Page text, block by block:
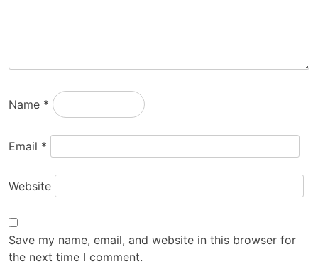
Name *
Email *
Website
Save my name, email, and website in this browser for
the next time I comment.